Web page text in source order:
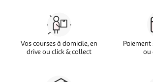
Vos courses à domicile, en
drive ou click & collect
Paiement
ou